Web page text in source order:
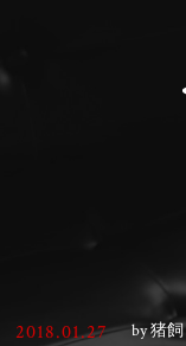
2018.01.27 by 猪飼